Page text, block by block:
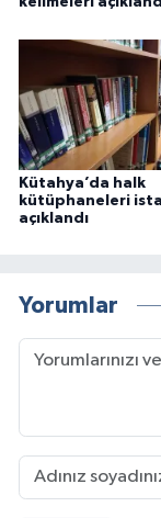
Kütahya’da halk
kütüphaneleri
açıklandı
Yorumlar